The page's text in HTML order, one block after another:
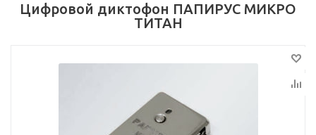
Цифровой диктофон ПАПИРУС МИКРО
ТИТАН